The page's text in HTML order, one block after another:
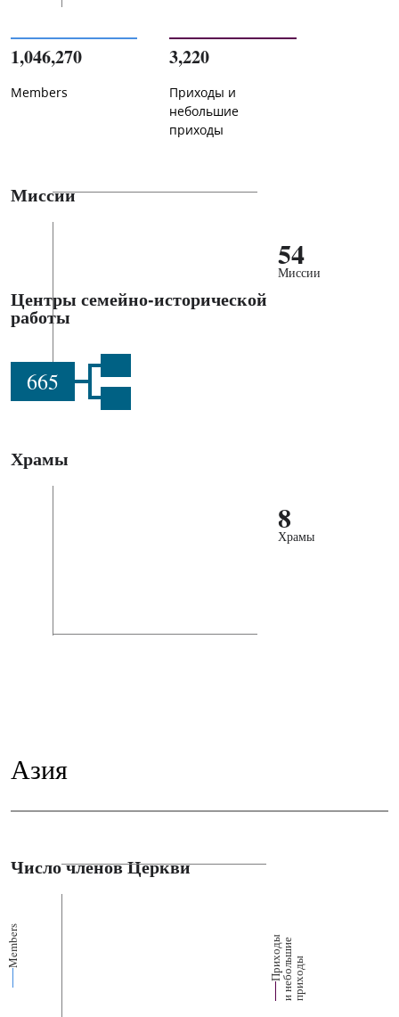
1,046,270
Members
3,220
Приходы и
небольшие
приходы
Миссии
54
Миссии
Центры семейно-исторической
работы
665
Храмы
8
Храмы
Азия
Число членов Церкви
Members П
р
их
о
д
ы
и
н
е
б
о
ль
ш
ие
п
р
и
х
о
ды